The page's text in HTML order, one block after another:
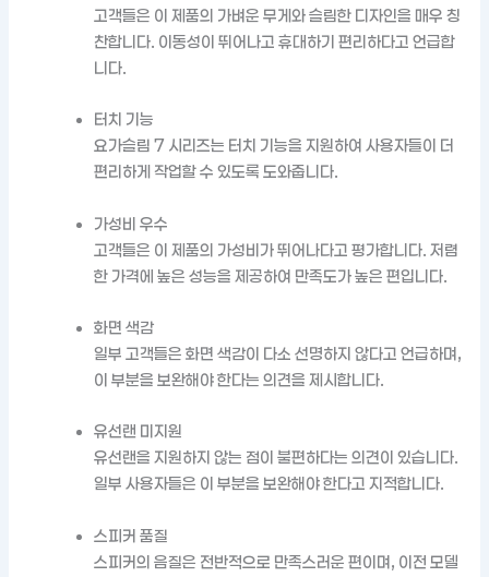
고객들은 이 제품의 가벼운 무게와 슬림한 디자인을 매우 칭
찬합니다. 이동성이 뛰어나고 휴대하기 편리하다고 언급합
니다.
터치 기능
요가슬림 7 시리즈는 터치 기능을 지원하여 사용자들이 더
편리하게 작업할 수 있도록 도와줍니다.
가성비 우수
고객들은 이 제품의 가성비가 뛰어나다고 평가합니다. 저렴
한 가격에 높은 성능을 제공하여 만족도가 높은 편입니다.
화면 색감
일부 고객들은 화면 색감이 다소 선명하지 않다고 언급하며,
이 부분을 보완해야 한다는 의견을 제시합니다.
유선랜 미지원
유선랜을 지원하지 않는 점이 불편하다는 의견이 있습니다.
일부 사용자들은 이 부분을 보완해야 한다고 지적합니다.
스피커 품질
스피커의 음질은 전반적으로 만족스러운 편이며, 이전 모델